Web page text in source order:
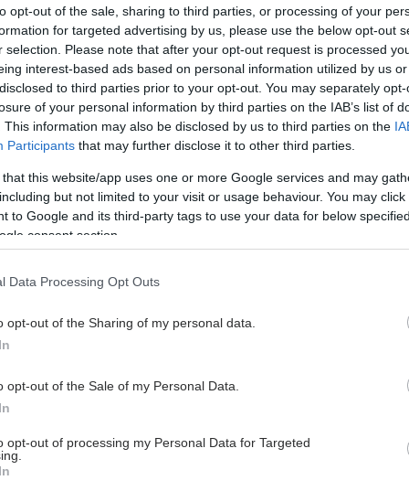
opt-out of the sale, sharing to third parties, or processing of your
for targeted advertising by us, please use the below opt-out
selection. Please note that after your opt-out request is processed
interest-based ads based on personal information utilized by us
to third parties prior to your opt-out. You may separately
of your personal information by third parties on the IAB’s list of
This information may also be disclosed by us to third parties on the
Participants that may further disclose it to other third parties.
that this website/app uses one or more Google services and may
but not limited to your visit or usage behaviour. You may
to Google and its third-party tags to use your data for below
consent section.
Data Processing Opt Outs
opt-out of the Sharing of my personal data.
opt-out of the Sale of my Personal Data.
opt-out of processing my Personal Data for Targeted
εξακολουθεί τη σταθερή υποστήριξη των
που εργάζονται για να κάνουν τη
τις τέσσερις νέες μας ομάδες και
με ενθουσιασμό και ανυπομονησία τις καινοτόμες
θα προσφέρουν. Με φάρο την αποστολή μας ‘Υγεία
Όλους’, αναγνωρίζουμε πόσο σημαντικό είναι να
καθοδήγηση στα πρώτα βήματα αυτών των νέων,
και επιχειρηματικών μυαλών, που έχουν τη δύναμη
την κοινωνική μας ευημερία και τη βιώσιμη
έτοιμοι να συνεργαστούμε μαζί τους και να
ένα περιβάλλον όπου η καινοτομία παρέχει
Level-up|G4A, μια πρωτοβουλία που ξεκίνησε το
υποστήριξη και συμβουλευτική σε ερευνητικές
νεοφυείς επιχειρήσεις διαφορετικής ωριμότητας,
κύριο στόχο την ανάπτυξη καινοτόμων ιδεών σε
είτε μέσω της εξασφάλισης χρηματοδότησης.
πληροφορίες για το πρόγραμμα είναι διαθέσιμες